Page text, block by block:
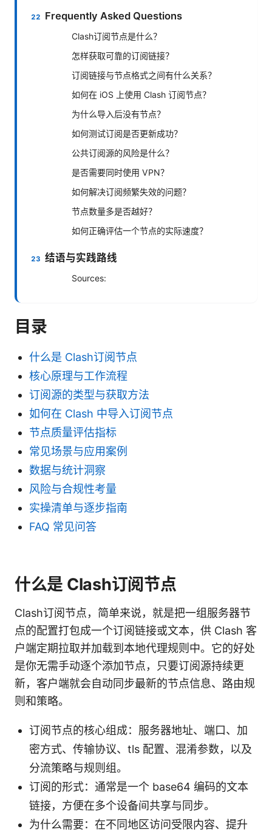
Frequently Asked Questions
Clash订阅节点是什么？
怎样获取可靠的订阅链接？
订阅链接与节点格式之间有什么关系？
如何在 iOS 上使用 Clash 订阅节点？
为什么导入后没有节点？
如何测试订阅是否更新成功？
公共订阅源的风险是什么？
是否需要同时使用 VPN？
如何解决订阅频繁失效的问题？
节点数量多是否越好？
如何正确评估一个节点的实际速度？
结语与实践路线
Sources:
目录
什么是 Clash订阅节点
核心原理与工作流程
订阅源的类型与获取方法
如何在 Clash 中导入订阅节点
节点质量评估指标
常见场景与应用案例
数据与统计洞察
风险与合规性考量
实操清单与逐步指南
FAQ 常见问答
什么是 Clash订阅节点
Clash订阅节点，简单来说，就是把一组服务器节
点的配置打包成一个订阅链接或文本，供 Clash 客
户端定期拉取并加载到本地代理规则中。它的好处
是你无需手动逐个添加节点，只要订阅源持续更
新，客户端就会自动同步最新的节点信息、路由规
则和策略。
订阅节点的核心组成：服务器地址、端口、加
密方式、传输协议、tls 配置、混淆参数，以及
分流策略与规则组。
订阅的形式：通常是一个 base64 编码的文本
链接，方便在多个设备间共享与同步。
为什么需要：在不同地区访问受限内容、提升